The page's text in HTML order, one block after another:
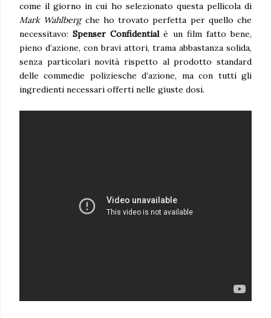
come il giorno in cui ho selezionato questa pellicola di
Mark Wahlbergche ho trovato perfetta per quello che
necessitavo:Spenser Confidentialè un film fatto bene,
pieno d’azione, con bravi attori, trama abbastanza solida,
senza particolari novità rispetto al prodotto standard
delle commedie poliziesche d’azione, ma con tutti gli
ingredienti necessari offerti nelle giuste dosi.